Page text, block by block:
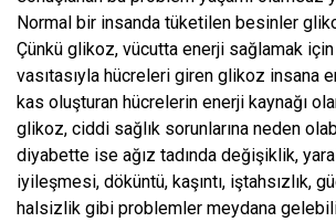
Normal bir insanda tüketilen besinler
Çünkü glikoz, vücutta enerji sağlamak için
vasıtasıyla hücreleri giren glikoz insana
kas oluşturan hücrelerin enerji kaynağı
glikoz, ciddi sağlık sorunlarına neden
diyabette ise ağız tadında değişiklik,
iyileşmesi, döküntü, kaşıntı, iştahsızlık,
halsizlik gibi problemler meydana